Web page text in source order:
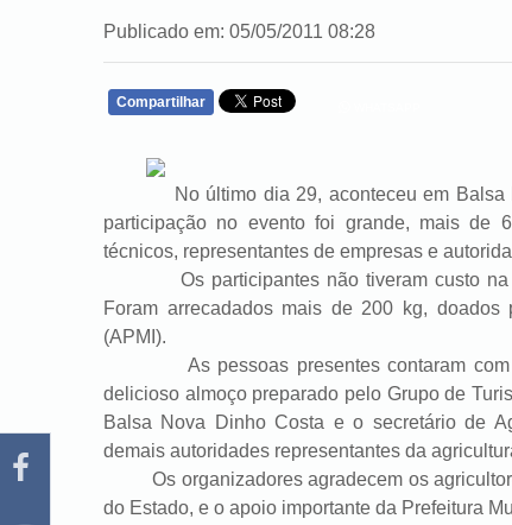
Publicado em: 05/05/2011 08:28
Compartilhar
No último dia 29, aconteceu em Balsa
participação no evento foi grande, mais de
técnicos, representantes de empresas e
Os participantes não tiveram custo na
Foram arrecadados mais de 200 kg,
(APMI).
As pessoas presentes contaram com
delicioso almoço preparado pelo Grupo de
Balsa Nova Dinho Costa e o secretário de
demais autoridades representantes da
Os organizadores agradecem os
do Estado, e o apoio importante da Prefeitura